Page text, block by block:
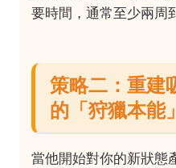
要時間，通常至少兩周
策略二：重建
的「狩獵本能」
當他開始對你的新狀態